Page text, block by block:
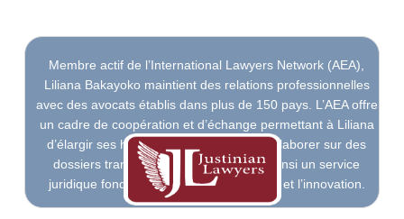
Membre actif de l’International Lawyers Network (AEA),
Liliana Bakayoko maintient des relations professionnelles
avec des avocats établis dans plus de 150 pays. L’AEA offre
un cadre de coopération et d’échange permettant à Liliana
d’élargir ses horizons juridiques et de collaborer sur des
dossiers transfrontaliers, garantissant ainsi un service
juridique fondé sur l’excellence, l’éthique et l’innovation.